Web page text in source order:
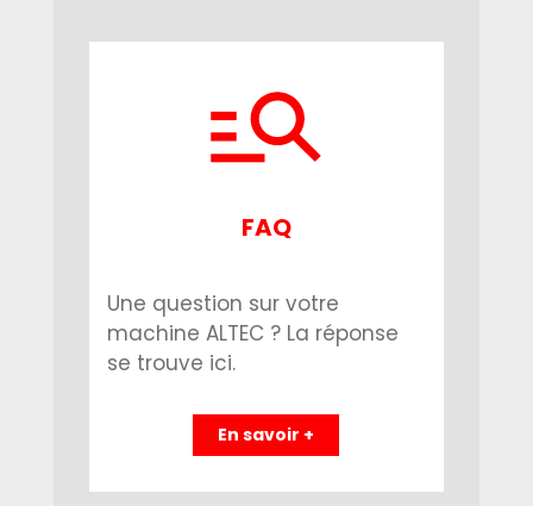
FAQ
Une question sur votre
machine ALTEC ? La réponse
se trouve ici.
En savoir +